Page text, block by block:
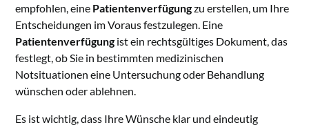
empfohlen, eine Patientenverfügungzu erstellen, um Ihre
Entscheidungen im Voraus festzulegen. Eine
Patientenverfügung ist ein rechtsgültiges Dokument, das
festlegt, ob Sie in bestimmten medizinischen
Notsituationen eine Untersuchung oder Behandlung
wünschen oder ablehnen.
Es ist wichtig, dass Ihre Wünsche klar und eindeutig